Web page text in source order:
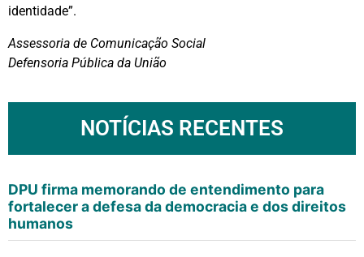
identidade”.
Assessoria de Comunicação Social
Defensoria Pública da União
NOTÍCIAS RECENTES
DPU firma memorando de entendimento para
fortalecer a defesa da democracia e dos direitos
humanos